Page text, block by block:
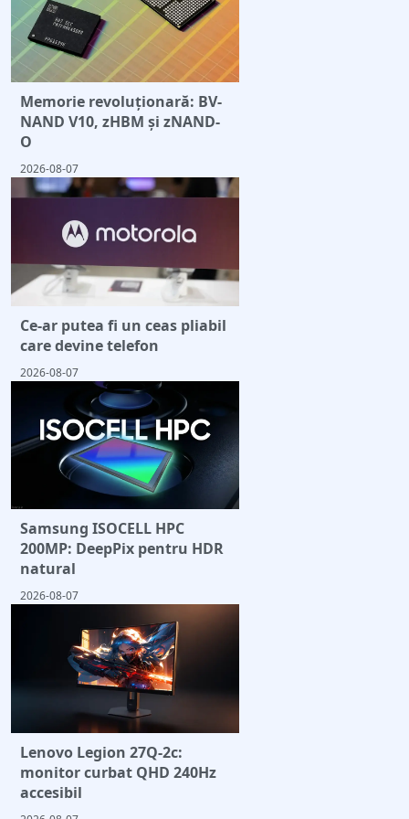
Memorie revoluționară: BV-
NAND V10, zHBM și zNAND-
O
2026-08-07
Ce-ar putea fi un ceas pliabil
care devine telefon
2026-08-07
Samsung ISOCELL HPC
200MP: DeepPix pentru HDR
natural
2026-08-07
Lenovo Legion 27Q-2c:
monitor curbat QHD 240Hz
accesibil